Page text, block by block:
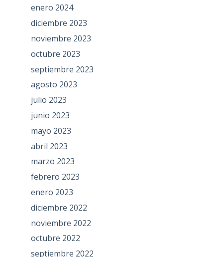
enero 2024
diciembre 2023
noviembre 2023
octubre 2023
septiembre 2023
agosto 2023
julio 2023
junio 2023
mayo 2023
abril 2023
marzo 2023
febrero 2023
enero 2023
diciembre 2022
noviembre 2022
octubre 2022
septiembre 2022